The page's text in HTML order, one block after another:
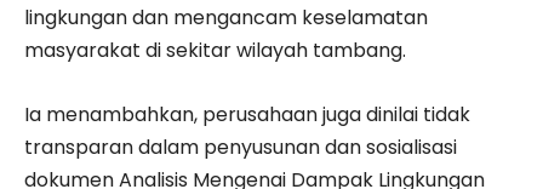
lingkungan dan mengancam keselamatan
masyarakat di sekitar wilayah tambang.
Ia menambahkan, perusahaan juga dinilai tidak
transparan dalam penyusunan dan sosialisasi
dokumen Analisis Mengenai Dampak Lingkungan